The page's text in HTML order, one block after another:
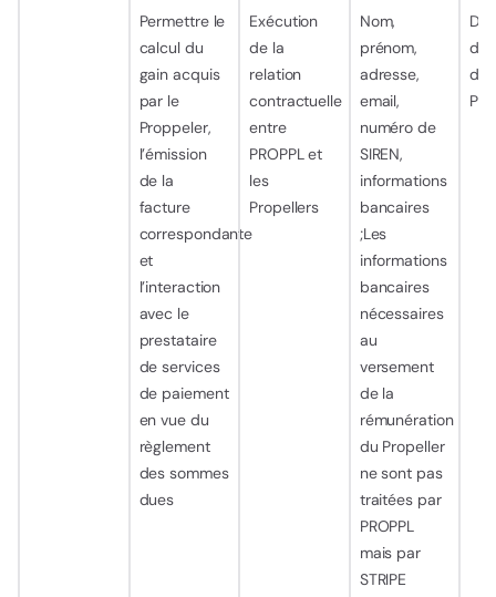
Permettre le
calcul du
gain acquis
par le
Proppeler,
l’émission
de la
facture
correspondante
et
l’interaction
avec le
prestataire
de services
de paiement
en vue du
règlement
des sommes
dues
Exécution
de la
relation
contractuelle
entre
PROPPL et
les
Propellers
Nom,
prénom,
adresse,
email,
numéro de
SIREN,
informations
bancaires
;Les
informations
bancaires
nécessaires
au
versement
de la
rémunération
du Propeller
ne sont pas
traitées par
PROPPL
mais par
STRIPE
de